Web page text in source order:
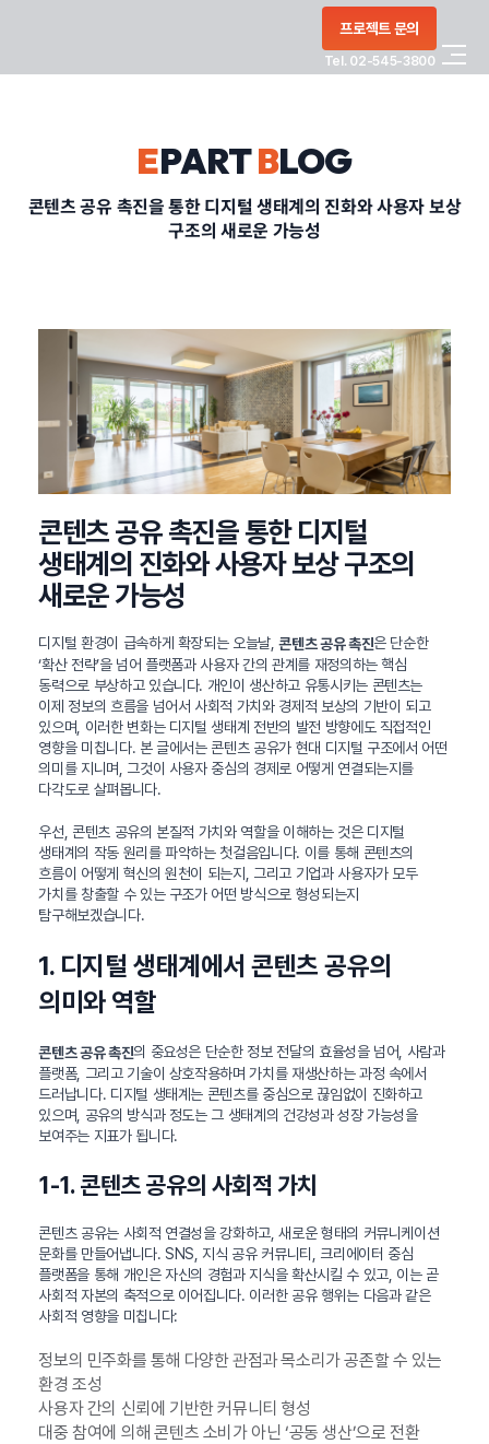
프로젝트 문의
Tel. 02-545-3800
CONTACT
정부지원사업
EPARTBLOG
콘텐츠 공유 촉진을 통한 디지털 생태계의 진화와 사용자 보상
구조의 새로운 가능성
콘텐츠 공유 촉진을 통한 디지털
생태계의 진화와 사용자 보상 구조의
새로운 가능성
디지털 환경이 급속하게 확장되는 오늘날,콘텐츠 공유 촉진은 단순한
‘확산 전략’을 넘어 플랫폼과 사용자 간의 관계를 재정의하는 핵심
동력으로 부상하고 있습니다. 개인이 생산하고 유통시키는 콘텐츠는
이제 정보의 흐름을 넘어서 사회적 가치와 경제적 보상의 기반이 되고
있으며, 이러한 변화는 디지털 생태계 전반의 발전 방향에도 직접적인
영향을 미칩니다. 본 글에서는 콘텐츠 공유가 현대 디지털 구조에서 어떤
의미를 지니며, 그것이 사용자 중심의 경제로 어떻게 연결되는지를
다각도로 살펴봅니다.
우선, 콘텐츠 공유의 본질적 가치와 역할을 이해하는 것은 디지털
생태계의 작동 원리를 파악하는 첫걸음입니다. 이를 통해 콘텐츠의
흐름이 어떻게 혁신의 원천이 되는지, 그리고 기업과 사용자가 모두
가치를 창출할 수 있는 구조가 어떤 방식으로 형성되는지
탐구해보겠습니다.
1. 디지털 생태계에서 콘텐츠 공유의
의미와 역할
콘텐츠 공유 촉진의 중요성은 단순한 정보 전달의 효율성을 넘어, 사람과
플랫폼, 그리고 기술이 상호작용하며 가치를 재생산하는 과정 속에서
드러납니다. 디지털 생태계는 콘텐츠를 중심으로 끊임없이 진화하고
있으며, 공유의 방식과 정도는 그 생태계의 건강성과 성장 가능성을
보여주는 지표가 됩니다.
1-1. 콘텐츠 공유의 사회적 가치
콘텐츠 공유는 사회적 연결성을 강화하고, 새로운 형태의 커뮤니케이션
문화를 만들어냅니다. SNS, 지식 공유 커뮤니티, 크리에이터 중심
플랫폼을 통해 개인은 자신의 경험과 지식을 확산시킬 수 있고, 이는 곧
사회적 자본의 축적으로 이어집니다. 이러한 공유 행위는 다음과 같은
사회적 영향을 미칩니다:
정보의 민주화를 통해 다양한 관점과 목소리가 공존할 수 있는
환경 조성
사용자 간의 신뢰에 기반한 커뮤니티 형성
대중 참여에 의해 콘텐츠 소비가 아닌 ‘공동 생산’으로 전환